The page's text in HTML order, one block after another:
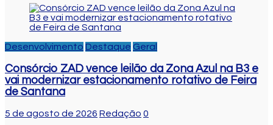
Desenvolvimento Destaque Geral
Consórcio ZAD vence leilão da Zona Azul na B3 e
vai modernizar estacionamento rotativo de Feira
de Santana
5 de agosto de 2026 Redação 0